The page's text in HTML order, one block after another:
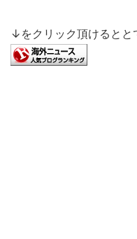
↓をクリック頂けるとと